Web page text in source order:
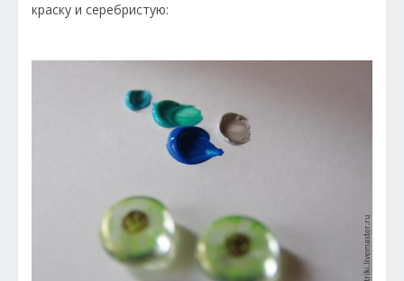
краску и серебристую: